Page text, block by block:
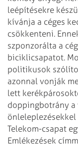
leépítésekre
kívánja a céges
csökkenteni.
szponzorálta a
biciklicsapatot.
politikusok
azonnal vonják
lett
doppingbotrány a
Telekom-csapat
Emlékezések